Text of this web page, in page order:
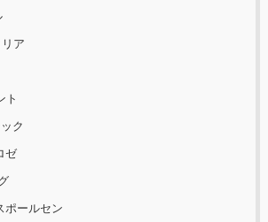
リア
ト
ク
ゼ
ポールセン